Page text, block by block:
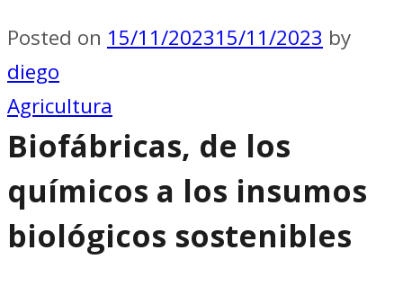
Posted on 15/11/202315/11/2023 by
diego
Agricultura
Biofábricas, de los
químicos a los insumos
biológicos sostenibles